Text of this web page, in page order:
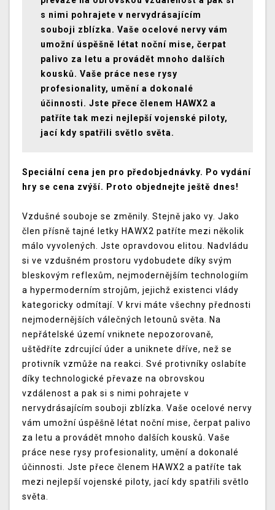
s nimi pohrajete v nervydrásajícím
souboji zblízka. Vaše ocelové nervy vám
umožní úspěšně létat noční mise, čerpat
palivo za letu a provádět mnoho dalších
kousků. Vaše práce nese rysy
profesionality, umění a dokonalé
účinnosti. Jste přece členem HAWX2 a
patříte tak mezi nejlepší vojenské piloty,
jací kdy spatřili světlo světa.
Speciální cena jen pro předobjednávky. Po vydání
hry se cena zvýší. Proto objednejte ještě dnes!
Vzdušné souboje se změnily. Stejně jako vy. Jako
člen přísně tajné letky HAWX2 patříte mezi několik
málo vyvolených. Jste opravdovou elitou. Nadvládu
si ve vzdušném prostoru vydobudete díky svým
bleskovým reflexům, nejmodernějším technologiím
a hypermoderním strojům, jejichž existenci vlády
kategoricky odmítají. V krvi máte všechny přednosti
nejmodernějších válečných letounů světa. Na
nepřátelské území vniknete nepozorovaně,
uštědříte zdrcující úder a uniknete dříve, než se
protivník vzmůže na reakci. Své protivníky oslabíte
díky technologické převaze na obrovskou
vzdálenost a pak si s nimi pohrajete v
nervydrásajícím souboji zblízka. Vaše ocelové nervy
vám umožní úspěšně létat noční mise, čerpat palivo
za letu a provádět mnoho dalších kousků. Vaše
práce nese rysy profesionality, umění a dokonalé
účinnosti. Jste přece členem HAWX2 a patříte tak
mezi nejlepší vojenské piloty, jací kdy spatřili světlo
světa.